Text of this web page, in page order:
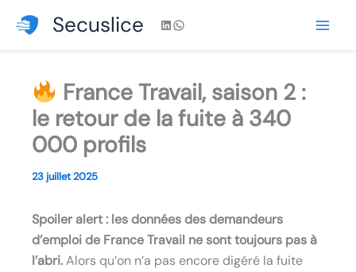
Secuslice LinkedIn
WhatsApp
France Travail, saison 2 :
le retour de la fuite à 340
000 profils
23 juillet 2025
Spoiler alert : les données des demandeurs
d’emploi de France Travail ne sont toujours pas à
l’abri.Alors qu’on n’a pas encore digéré la fuite